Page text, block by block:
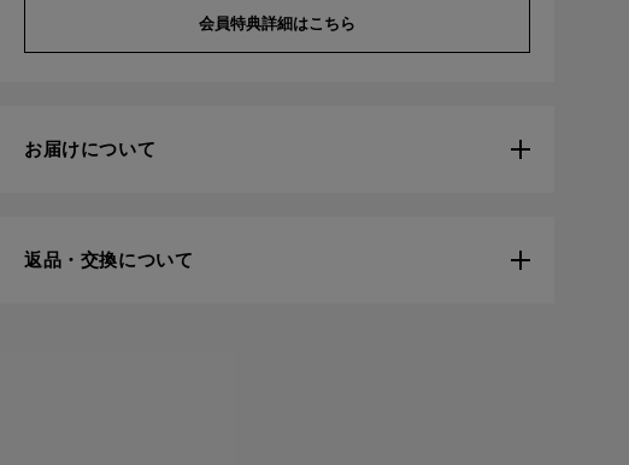
会員特典詳細はこちら
お届けについて
返品・交換について